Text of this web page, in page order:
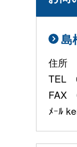
島
住所
TEL
FAX
ﾒｰﾙ